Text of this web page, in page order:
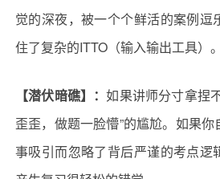
觉的深夜，被一个个鲜活的案例逗
住了复杂的ITTO（输入输出工具）。
【潜伏暗礁】：如果讲师分寸拿捏
歪歪，做题一脸懵”的尴尬。如果
事吸引而忽略了背后严谨的考点逻